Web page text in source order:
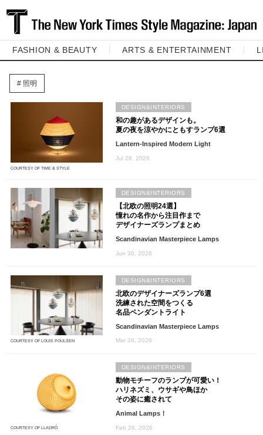
FASHION & BEAUTY ARTS & ENTERTAINMENT
照明
COURTESY OF TIME & STYLE
和の趣があるデザインも。
夏の夜を涼やかにともすランプ6選
Lantern-Inspired Modern Light
Jul 28, 2026
DESIGN&INTERIORS
【北欧の照明24選】
憧れの名作から注目作まで
デザイナーズランプまとめ
Scandinavian Masterpiece Lamps
Jun 30, 2026
DESIGN&INTERIORS
COURTESY OF LOUIS POULSEN
北欧のデザイナーズランプ6選
洗練された空間をつくる
名品ペンダントライト
Scandinavian Masterpiece Lamps
Mar 28, 2026
DESIGN&INTERIORS
COURTESY OF LLADRÓ
動物モチーフのランプが可愛い！
ハリネズミ、ウサギや鳥ほか
その姿に癒されて
Animal Lamps！
Feb 26, 2026
DESIGN&INTERIORS